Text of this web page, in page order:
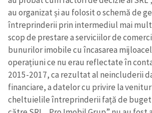
au organizat șiau folosit o schemă de
întreprinderii prin intermediul mai
scop de prestare a serviciilor de
bunurilor imobile cu încasarea
operațiuni ce nu erau reflectate în
2015-2017, ca rezultat al neincluderii
financiare, a datelor cu privire la
cheltuielile întreprinderii față de